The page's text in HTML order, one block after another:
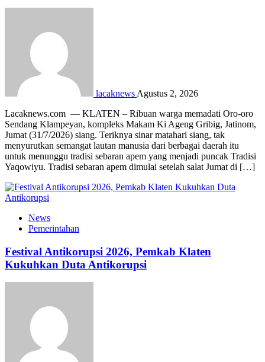
lacaknews Agustus 2, 2026
Lacaknews.com — KLATEN – Ribuan warga memadati Oro-oro
Sendang Klampeyan, kompleks Makam Ki Ageng Gribig, Jatinom,
Jumat (31/7/2026) siang. Teriknya sinar matahari siang, tak
menyurutkan semangat lautan manusia dari berbagai daerah itu
untuk menunggu tradisi sebaran apem yang menjadi puncak Tradisi
Yaqowiyu. Tradisi sebaran apem dimulai setelah salat Jumat di […]
News
Pemerintahan
Festival Antikorupsi 2026, Pemkab Klaten
Kukuhkan Duta Antikorupsi